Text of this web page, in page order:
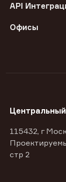
API
Офисы
115432, г
стр 2